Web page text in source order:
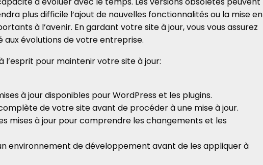
plus difficile l’ajout de nouvelles fonctionnalités ou la mise en
à l’avenir. En gardant votre site à jour, vous vous assurez
aux évolutions de votre entreprise.
l’esprit pour maintenir votre site à jour:
à jour disponibles pour WordPress et les plugins.
de votre site avant de procéder à une mise à jour.
mises à jour pour comprendre les changements et les
environnement de développement avant de les appliquer à